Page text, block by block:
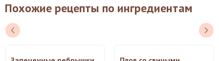
Похожие рецепты по ингредиентам